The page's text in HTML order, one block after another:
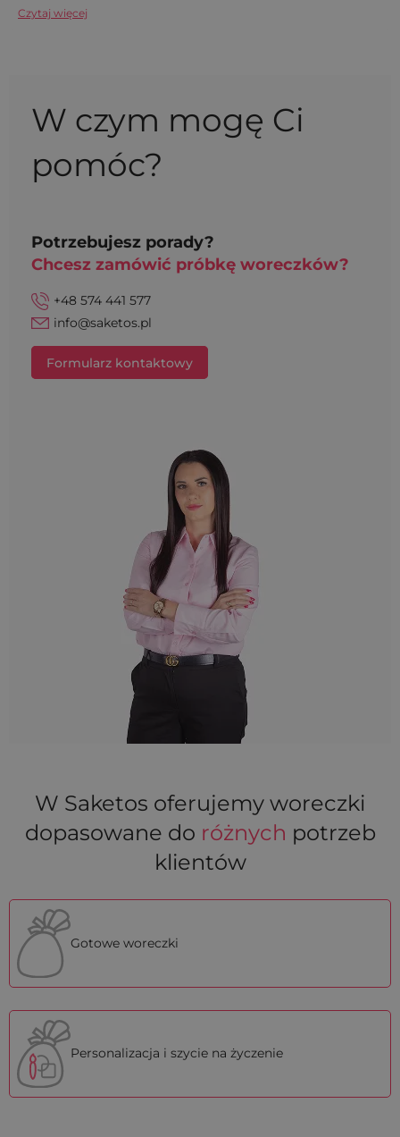
Czytaj więcej
W czym mogę Ci
pomóc?
Potrzebujesz porady?
Chcesz zamówić próbkę woreczków?
+48 574 441 577
info@saketos.pl
Formularz kontaktowy
W Saketos oferujemy woreczki
dopasowane do różnych potrzeb
klientów
Gotowe woreczki
Personalizacja i szycie na życzenie